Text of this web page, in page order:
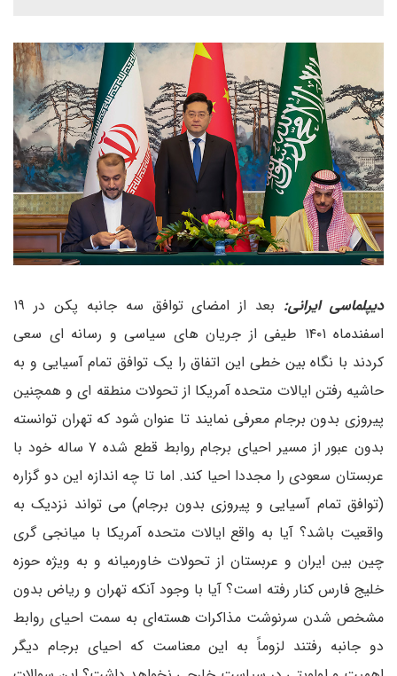
دیپلماسی ایرانی:
بعد از امضای توافق سه جانبه پکن در ۱۹
اسفندماه ۱۴۰۱ طیفی از جریان های سیاسی و رسانه ای سعی
کردند با نگاه بین خطی این اتفاق را یک توافق تمام آسیایی و به
حاشیه رفتن ایالات متحده آمریکا از تحولات منطقه ای و همچنین
پیروزی بدون برجام معرفی نمایند تا عنوان شود که تهران توانسته
بدون عبور از مسیر احیای برجام روابط قطع شده ۷ ساله خود با
عربستان سعودی را مجددا احیا کند. اما تا چه اندازه این دو گزاره
(توافق تمام آسیایی و پیروزی بدون برجام) می تواند نزدیک به
واقعیت باشد؟ آیا به واقع ایالات متحده آمریکا با میانجی گری
چین بین ایران و عربستان از تحولات خاورمیانه و به ویژه حوزه
خلیج فارس کنار رفته است؟ آیا با وجود آنکه تهران و ریاض بدون
مشخص شدن سرنوشت مذاکرات هسته‌ای به سمت احیای روابط
دو جانبه رفتند لزوماً به این معناست که احیای برجام دیگر